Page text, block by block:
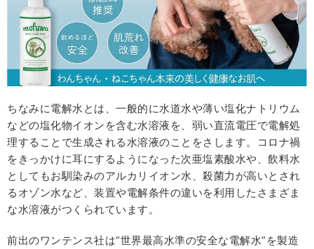
ちなみに電解水とは、一般的に水道水や薄い塩化ナトリウム
などの塩化物イオンを含む水溶液を、弱い直流電圧で電解処
理することで生成される水溶液のことをさします。コロナ禍
をきっかけに耳にするようになった次亜塩素酸水や、飲料水
としてもお馴染みのアルカリイオン水、殺菌力が高いとされ
るオゾン水など、装置や電解条件の違いを利用したさまざま
な水溶液がつくられています。
前出のワンテンス社は“世界最高水準の安全な電解水”を製造